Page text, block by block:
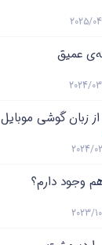
2025/
عمیق
2024/
از زبان گوشی موبایل
2024/
وجود دارم؟
2023/